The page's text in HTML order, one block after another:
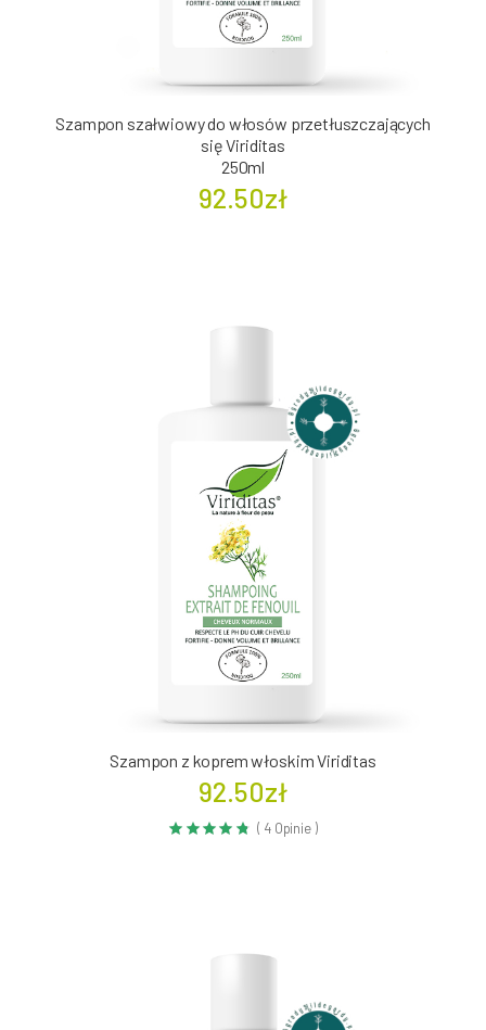
Szampon szałwiowy do włosów przetłuszczających
się Viriditas
250ml
92.50zł
Szampon z koprem włoskim Viriditas
92.50zł
( 4 Opinie )